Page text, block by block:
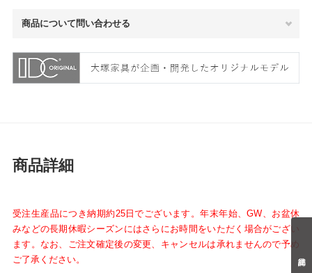
商品について問い合わせる
商品詳細
受注生産品につき納期約25日でございます。年末年始、GW、お盆休
みなどの長期休暇シーズンにはさらにお時間をいただく場合がござい
ます。なお、ご注文確定後の変更、キャンセルは承れませんので予め
ご了承ください。